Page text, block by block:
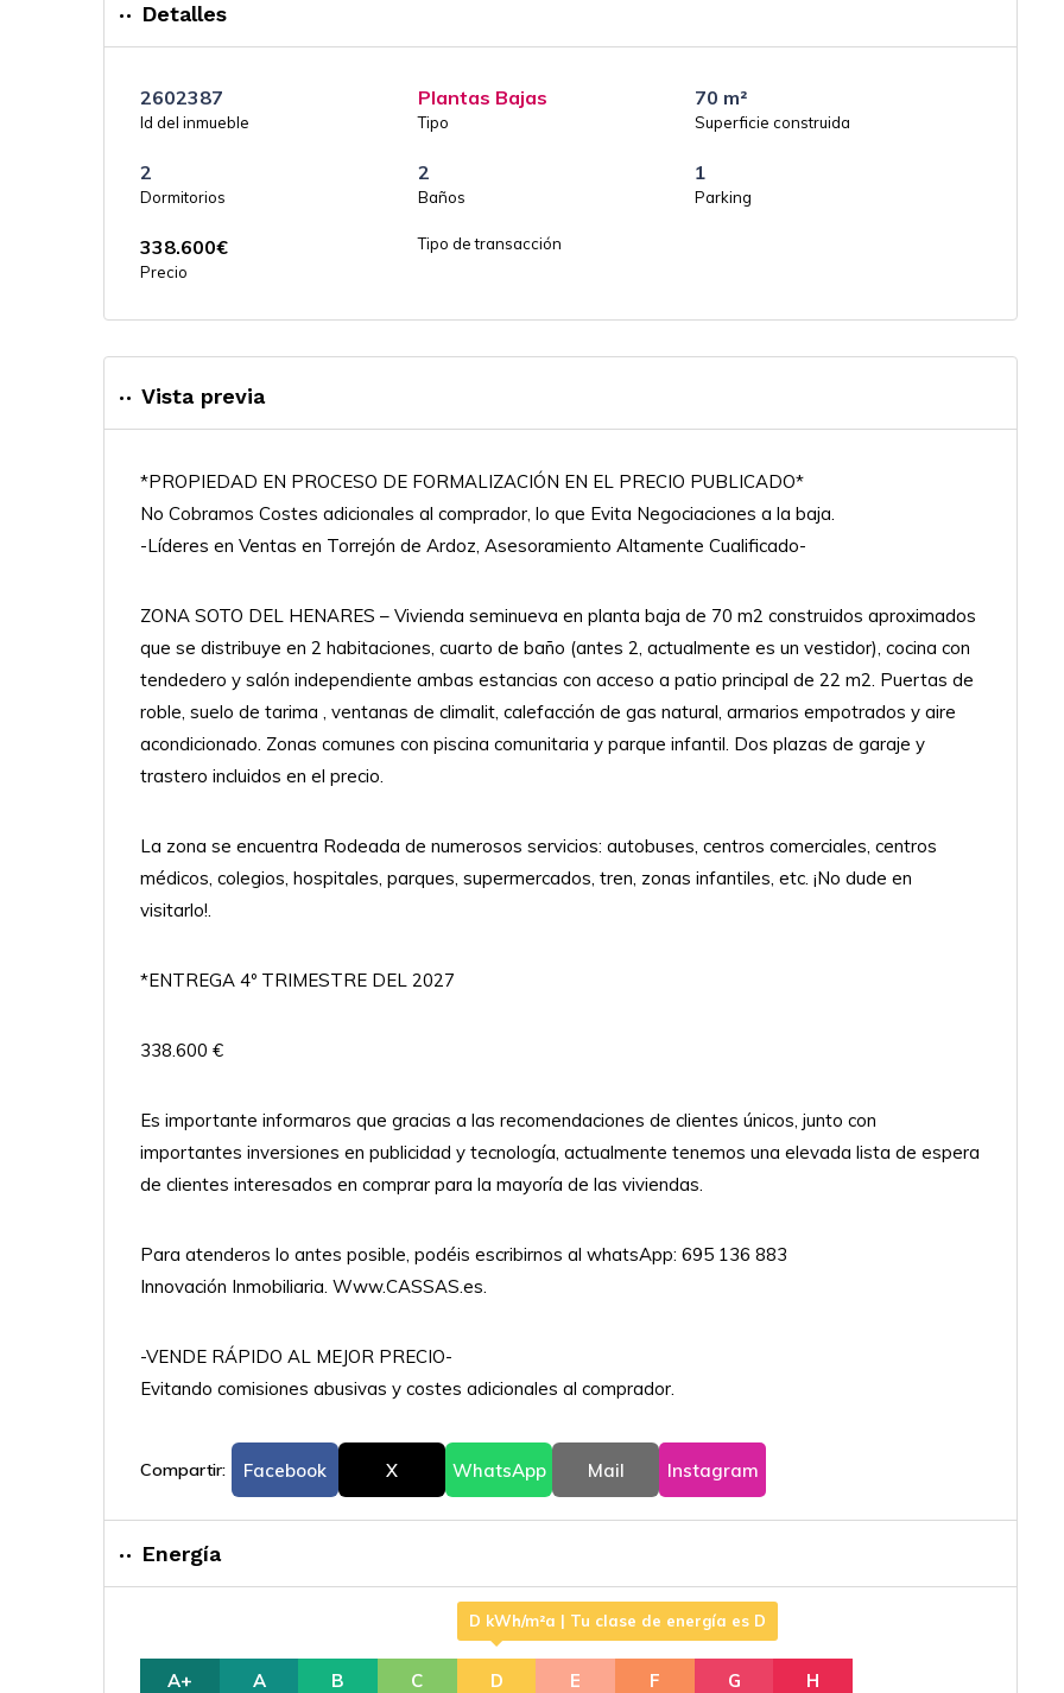
Detalles
2602387
Id del inmueble
Plantas Bajas
Tipo
70 m²
Superficie construida
2
Dormitorios
2
Baños
1
Parking
338.600€
Precio
Tipo de transacción
Vista previa
*PROPIEDAD EN PROCESO DE FORMALIZACIÓN EN EL PRECIO PUBLICADO*
No Cobramos Costes adicionales al comprador, lo que Evita Negociaciones a la baja.
-Líderes en Ventas en Torrejón de Ardoz, Asesoramiento Altamente Cualificado-
ZONA SOTO DEL HENARES – Vivienda seminueva en planta baja de 70 m2 construidos aproximados
que se distribuye en 2 habitaciones, cuarto de baño (antes 2, actualmente es un vestidor), cocina con
tendedero y salón independiente ambas estancias con acceso a patio principal de 22 m2. Puertas de
roble, suelo de tarima , ventanas de climalit, calefacción de gas natural, armarios empotrados y aire
acondicionado. Zonas comunes con piscina comunitaria y parque infantil. Dos plazas de garaje y
trastero incluidos en el precio.
La zona se encuentra Rodeada de numerosos servicios: autobuses, centros comerciales, centros
médicos, colegios, hospitales, parques, supermercados, tren, zonas infantiles, etc. ¡No dude en
visitarlo!.
*ENTREGA 4º TRIMESTRE DEL 2027
338.600 €
Es importante informaros que gracias a las recomendaciones de clientes únicos, junto con
importantes inversiones en publicidad y tecnología, actualmente tenemos una elevada lista de espera
de clientes interesados en comprar para la mayoría de las viviendas.
Para atenderos lo antes posible, podéis escribirnos al whatsApp: 695 136 883
Innovación Inmobiliaria. Www.CASSAS.es.
-VENDE RÁPIDO AL MEJOR PRECIO-
Evitando comisiones abusivas y costes adicionales al comprador.
Compartir: Facebook X WhatsApp Mail Instagram
Energía
A+ A B C D
D kWh/m²a | Tu clase de energía es D
E F G H